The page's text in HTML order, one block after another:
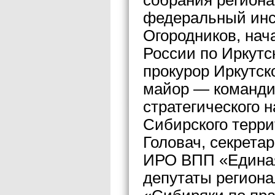
федеральный
Огородников,
России по
прокурор
майор —
стратегического
Сибирского
Головач,
ИРО ВПП
депутаты